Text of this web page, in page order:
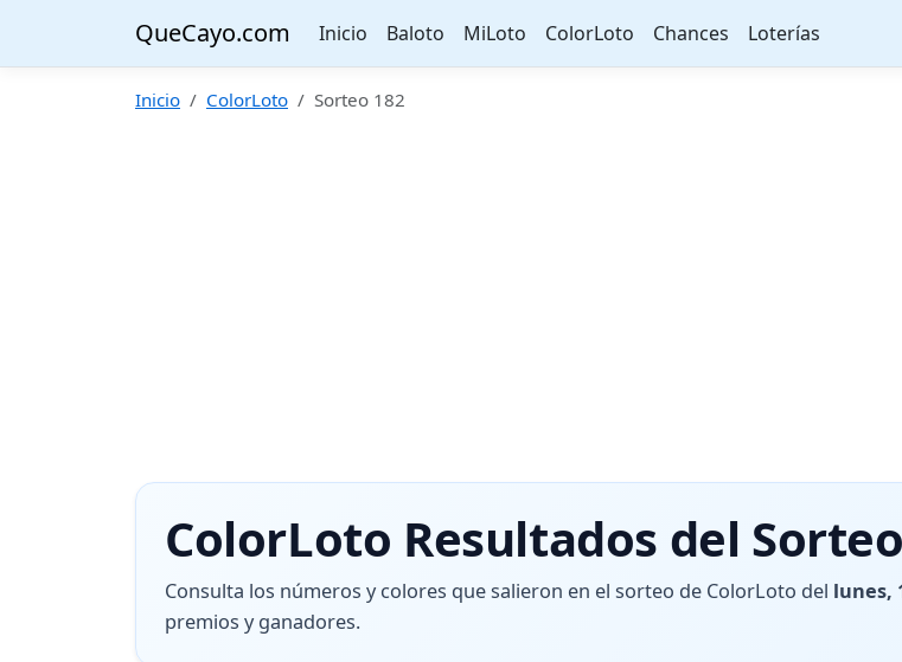
QueCayo.com Inicio Baloto MiLoto ColorLoto Chances Loterías
Inicio ColorLoto Sorteo 182
ColorLoto Resultados del
Consulta los números y colores que salieron en el sorteo de ColorLoto del lunes,
premios y ganadores.